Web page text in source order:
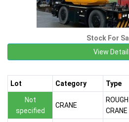
Stock For
View Detail
Lot Category Type
Not
specified
CRANE
CRANE